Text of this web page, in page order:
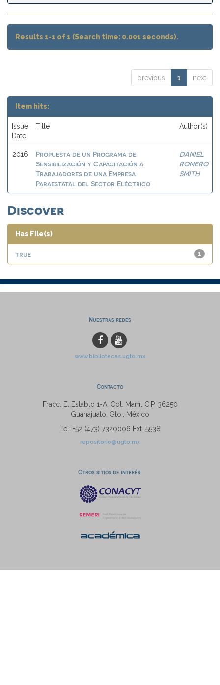
Results 1-1 of 1 (Search time: 0.001 seconds).
previous 1 next
Item hits:
Issue
Date
Title Author(s)
2016
Propuesta de un Programa de
Sensibilización y Capacitación a
Trabajadores de una Empresa
Paraestatal del Sector Eléctrico
DANIEL
ROMERO
SMITH
Discover
Has File(s)
1
true
Nuestras redes
www.bibliotecas.ugto.mx
Contacto
Fracc. El Establo 1-A, Col. Marfil C.P. 36250
Guanajuato, Gto., México
Tel: +52 (473) 7320006 Ext. 5538
repositorio@ugto.mx
Otros sitios de interés: